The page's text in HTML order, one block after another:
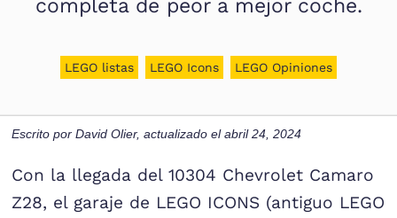
completa de peor a mejor coche.
LEGO listas LEGO Icons LEGO Opiniones
Escrito porDavid Olier, actualizado elabril 24, 2024
Con la llegada del 10304 Chevrolet Camaro
Z28, el garaje de LEGO ICONS (antiguo LEGO